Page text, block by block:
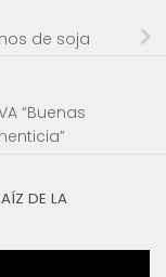
de soja
“Buenas
DE LA